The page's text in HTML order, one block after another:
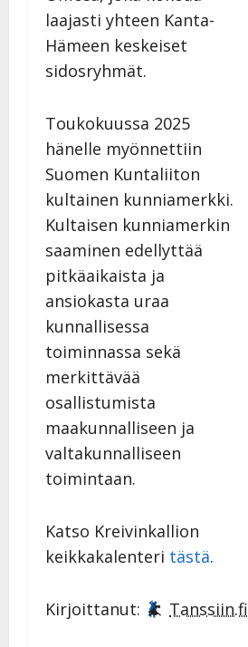
laajasti yhteen Kanta-
Hämeen keskeiset
sidosryhmät.
Toukokuussa 2025
hänelle myönnettiin
Suomen Kuntaliiton
kultainen kunniamerkki.
Kultaisen kunniamerkin
saaminen edellyttää
pitkäaikaista ja
ansiokasta uraa
kunnallisessa
toiminnassa sekä
merkittävää
osallistumista
maakunnalliseen ja
valtakunnalliseen
toimintaan.
Katso Kreivinkallion
keikkakalenteri tästä.
Kirjoittanut: Tanssiin.fi